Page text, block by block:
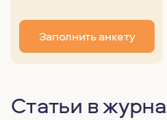
Заполнить анкету
Статьи в